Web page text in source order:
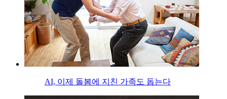
AI, 이제 돌봄에 지친 가족도 돕는다